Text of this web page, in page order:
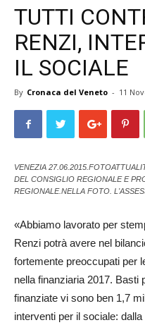
TUTTI
RENZI,
IL SOCIALE
By Cronaca del Veneto - 11
VENEZIA
DEL CONSIGLIO REGIONALE E
REGIONALE.NELLA FOTO.
«Abbiamo lavorato per
Renzi potrà avere nel
fortemente preoccupati per
nella finanziaria 2017. Basti
finanziate vi sono ben 1,7
interventi per il sociale: